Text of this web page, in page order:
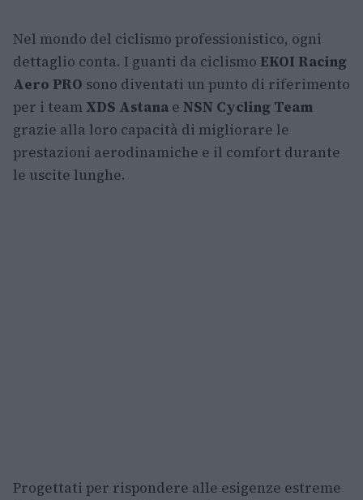
Nel mondo del ciclismo professionistico, ogni
dettaglio conta. I guanti da ciclismo EKOI Racing
Aero PRO sono diventati un punto di riferimento
per i team XDS Astana e NSN Cycling Team
grazie alla loro capacità di migliorare le
prestazioni aerodinamiche e il comfort durante
le uscite lunghe.
Progettati per rispondere alle esigenze estreme